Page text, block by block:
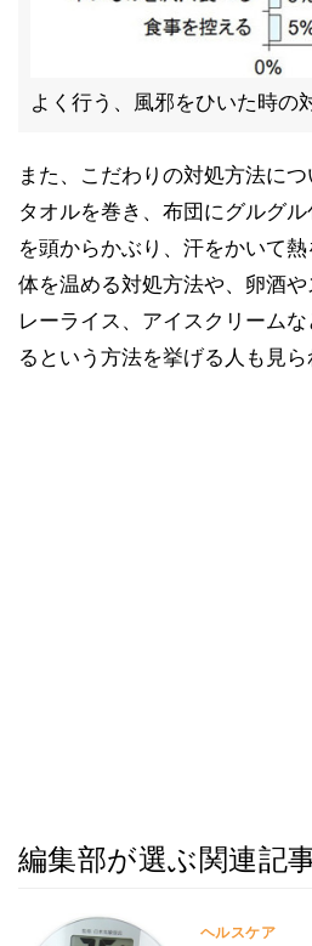
よく行う、風邪をひいた時の
また、こだわりの対処方法に
タオルを巻き、布団にグルグ
を頭からかぶり、汗をかいて
体を温める対処方法や、卵酒
レーライス、アイスクリーム
るという方法を挙げる人も見ら
編集部が選ぶ関連記
ヘルスケア